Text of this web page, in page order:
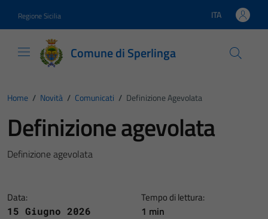
Regione Sicilia Lingua attiva:
ITA
Comune di Sperlinga
Home / Novità / Comunicati / Definizione Agevolata
Definizione agevolata
Definizione agevolata
Data:
15 Giugno 2026
Tempo di lettura:
1 min